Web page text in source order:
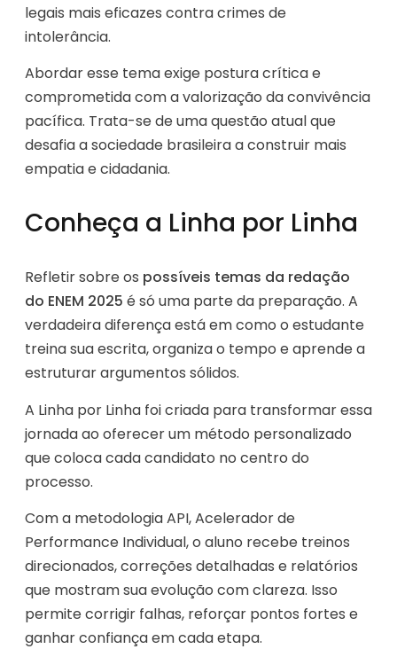
legais mais eficazes contra crimes de
intolerância.
Abordar esse tema exige postura crítica e
comprometida com a valorização da convivência
pacífica. Trata-se de uma questão atual que
desafia a sociedade brasileira a construir mais
empatia e cidadania.
Conheça a Linha por Linha
Refletir sobre os possíveis temas da redação
do ENEM 2025 é só uma parte da preparação. A
verdadeira diferença está em como o estudante
treina sua escrita, organiza o tempo e aprende a
estruturar argumentos sólidos.
A Linha por Linha foi criada para transformar essa
jornada ao oferecer um método personalizado
que coloca cada candidato no centro do
processo.
Com a metodologia API, Acelerador de
Performance Individual, o aluno recebe treinos
direcionados, correções detalhadas e relatórios
que mostram sua evolução com clareza. Isso
permite corrigir falhas, reforçar pontos fortes e
ganhar confiança em cada etapa.